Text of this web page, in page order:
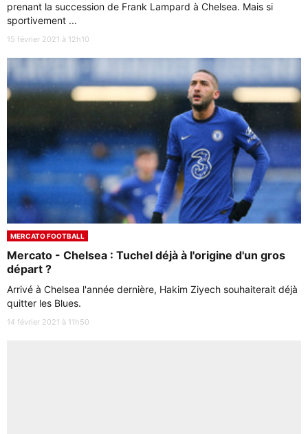
prenant la succession de Frank Lampard à Chelsea. Mais si
sportivement ...
15 février 2021 à 12h10
MERCATO FOOTBALL
Mercato - Chelsea : Tuchel déjà à l'origine d'un gros
départ ?
Arrivé à Chelsea l'année dernière, Hakim Ziyech souhaiterait déjà
quitter les Blues.
14 février 2021 à 11h50